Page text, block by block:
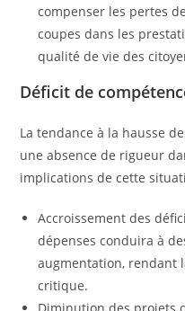
compenser les pertes
coupes dans les
qualité de vie des
Déficit de
La tendance à la hausse
une absence de rigueur
implications de cette
Accroissement des
dépenses conduira à
augmentation, rendant
critique.